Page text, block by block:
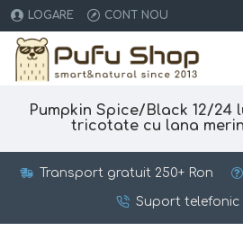
LOGARE CONT NOU
Pumpkin Spice/Black 12/24
tricotate cu lana
Transport gratuit 250+ Ron
Suport